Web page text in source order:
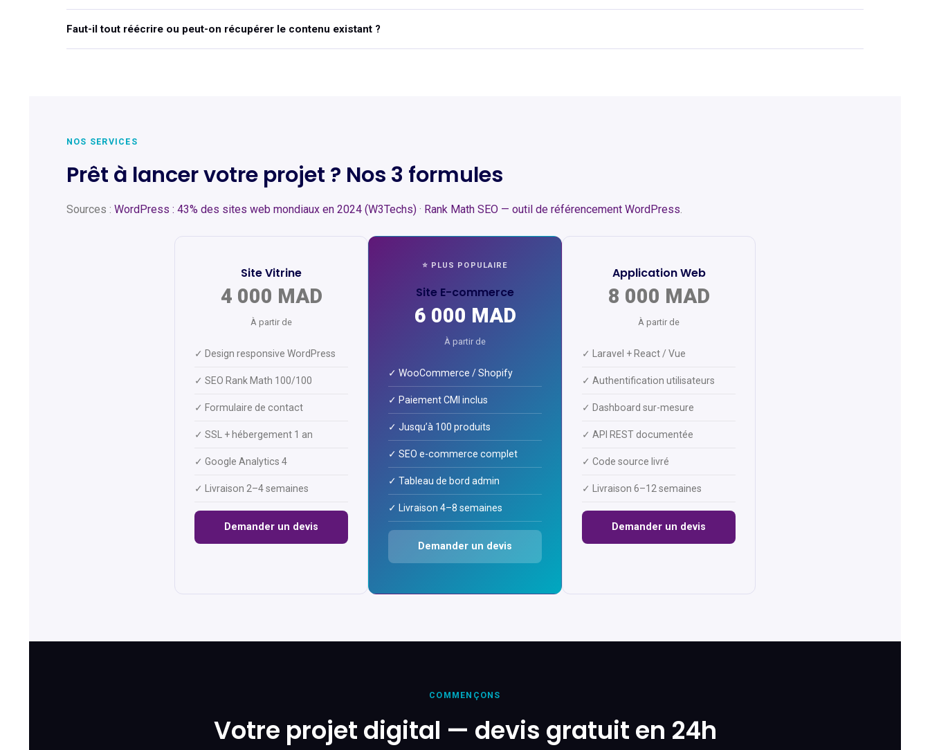
Faut-il tout réécrire ou peut-on récupérer le contenu existant ?
NOS SERVICES
Prêt à lancer votre projet ? Nos 3 formules
Sources : WordPress : 43% des sites web mondiaux en 2024 (W3Techs) · Rank Math SEO — outil de référencement WordPress.
Site Vitrine
4 000 MAD
À partir de
✓ Design responsive WordPress
✓ SEO Rank Math 100/100
✓ Formulaire de contact
✓ SSL + hébergement 1 an
✓ Google Analytics 4
✓ Livraison 2–4 semaines
Demander un devis
⭐ PLUS POPULAIRE
Site E-commerce
6 000 MAD
À partir de
✓ WooCommerce / Shopify
✓ Paiement CMI inclus
✓ Jusqu’à 100 produits
✓ SEO e-commerce complet
✓ Tableau de bord admin
✓ Livraison 4–8 semaines
Demander un devis
Application Web
8 000 MAD
À partir de
✓ Laravel + React / Vue
✓ Authentification utilisateurs
✓ Dashboard sur-mesure
✓ API REST documentée
✓ Code source livré
✓ Livraison 6–12 semaines
Demander un devis
COMMENÇONS
Votre projet digital — devis gratuit en 24h